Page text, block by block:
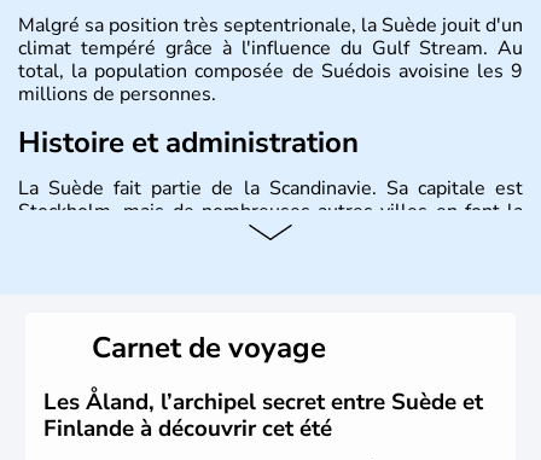
Malgré sa position très septentrionale, la Suède jouit d'un
climat tempéré grâce à l'influence du Gulf Stream. Au
total, la population composée de Suédois avoisine les 9
millions de personnes.
Histoire et administration
La Suède fait partie de la Scandinavie. Sa capitale est
Stockholm, mais de nombreuses autres villes en font la
renommée comme Malmö et Göteborg. Elle fait partie de
de cuivre et de bois.
Carnet de voyage
Les Åland, l’archipel secret entre Suède et
Finlande à découvrir cet été